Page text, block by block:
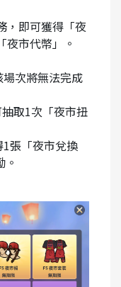
，即可獲得「夜
夜市代幣」。
次將無法完成
取1次「夜市扭
張「夜市兌換